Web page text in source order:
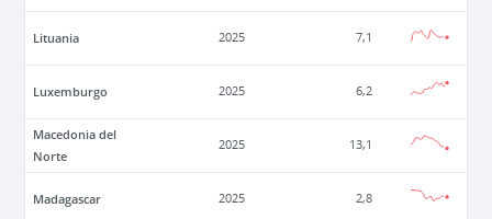
Lituania 2025 7,1
Luxemburgo 2025 6,2
Macedonia del
Norte
2025 13,1
Madagascar 2025 2,8